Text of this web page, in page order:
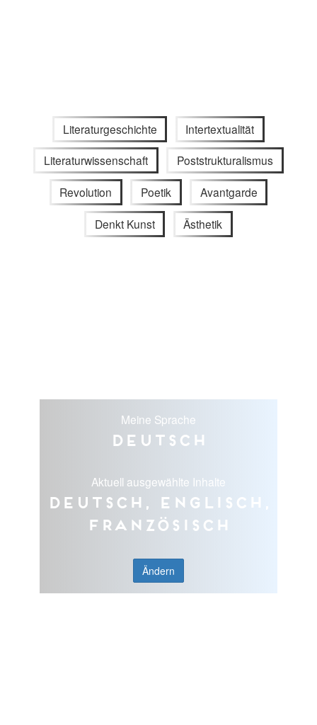
Literaturgeschichte Intertextualität
Literaturwissenschaft Poststrukturalismus
Revolution Poetik Avantgarde
Denkt Kunst Ästhetik
Meine Sprache
Deutsch
Aktuell ausgewählte Inhalte
Deutsch, Englisch,
Französisch
Ändern